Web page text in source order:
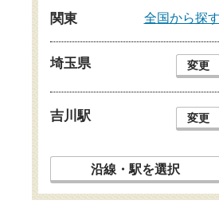
関東 全国から探す
埼玉県 変更
吉川駅 変更
沿線・駅を選択